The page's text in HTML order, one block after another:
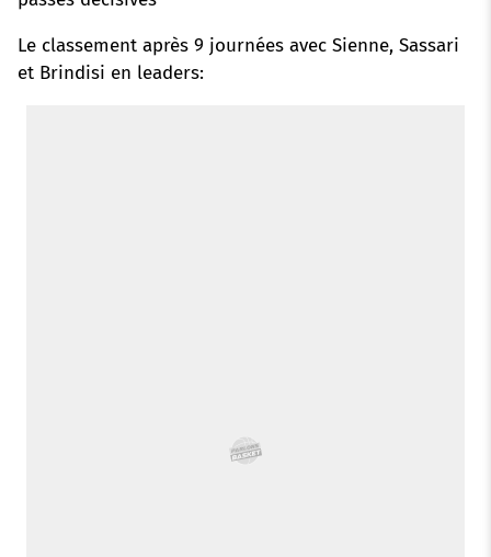
Le classement après 9 journées avec Sienne, Sassari
et Brindisi en leaders: